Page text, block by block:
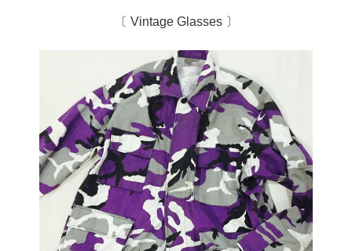
〔 Vintage Glasses 〕